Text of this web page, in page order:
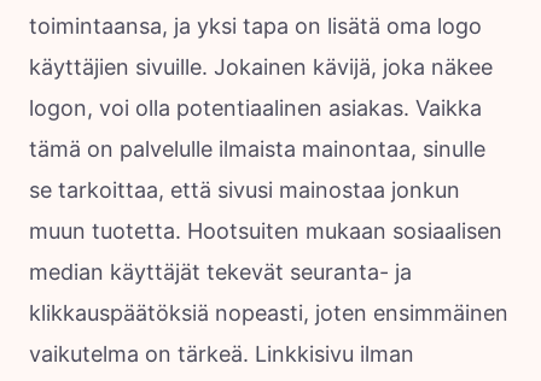
toimintaansa, ja yksi tapa on lisätä oma logo
käyttäjien sivuille. Jokainen kävijä, joka näkee
logon, voi olla potentiaalinen asiakas. Vaikka
tämä on palvelulle ilmaista mainontaa, sinulle
se tarkoittaa, että sivusi mainostaa jonkun
muun tuotetta. Hootsuiten mukaan sosiaalisen
median käyttäjät tekevät seuranta- ja
klikkauspäätöksiä nopeasti, joten ensimmäinen
vaikutelma on tärkeä. Linkkisivu ilman